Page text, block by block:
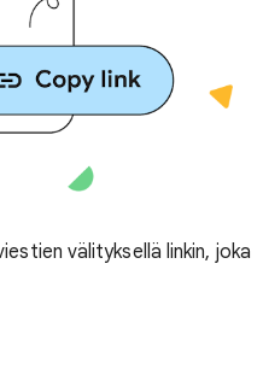
välityksellä linkin, joka